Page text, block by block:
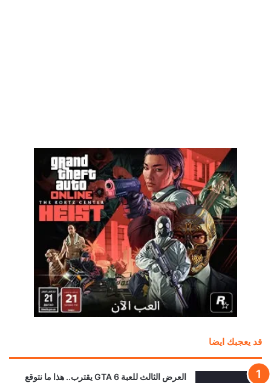
قد يعجبك ايضا
العرض الثالث للعبة GTA 6 يقترب.. هذا ما نتوقع